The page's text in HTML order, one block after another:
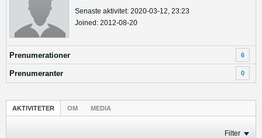
Senaste aktivitet: 2020-03-12, 23:23
Joined: 2012-08-20
Prenumerationer 6
Prenumeranter 0
AKTIVITETER OM MEDIA
Filter